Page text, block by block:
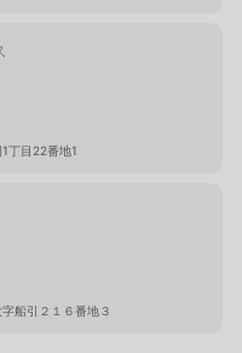
丁目22番地1
船引２１６番地３